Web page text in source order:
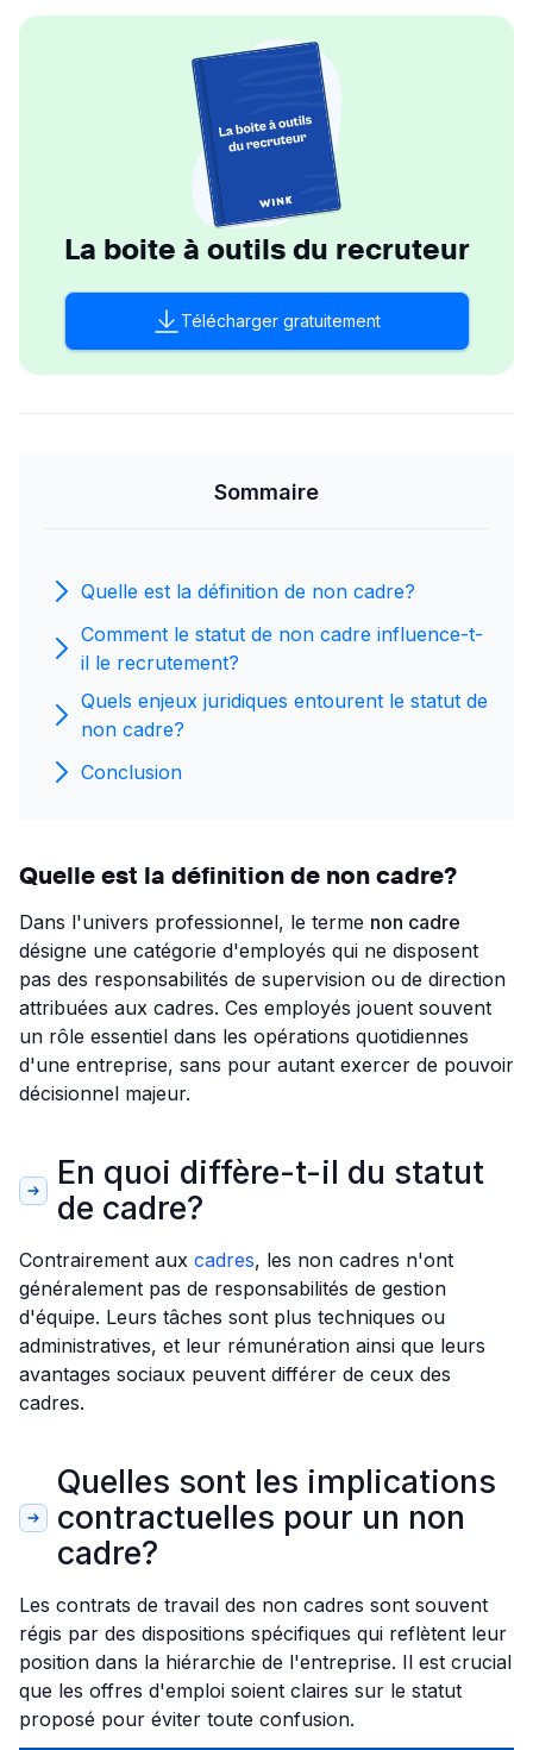
La boite à outils du recruteur
Télécharger gratuitement
Sommaire
Quelle est la définition de non cadre?
Comment le statut de non cadre influence-t-
il le recrutement?
Quels enjeux juridiques entourent le statut de
non cadre?
Conclusion
Quelle est la définition de non cadre?
Dans l'univers professionnel, le terme non cadre
désigne une catégorie d'employés qui ne disposent
pas des responsabilités de supervision ou de direction
attribuées aux cadres. Ces employés jouent souvent
un rôle essentiel dans les opérations quotidiennes
d'une entreprise, sans pour autant exercer de pouvoir
décisionnel majeur.
En quoi diffère-t-il du statut
de cadre?
Contrairement aux cadres, les non cadres n'ont
généralement pas de responsabilités de gestion
d'équipe. Leurs tâches sont plus techniques ou
administratives, et leur rémunération ainsi que leurs
avantages sociaux peuvent différer de ceux des
cadres.
Quelles sont les implications
contractuelles pour un non
cadre?
Les contrats de travail des non cadres sont souvent
régis par des dispositions spécifiques qui reflètent leur
position dans la hiérarchie de l'entreprise. Il est crucial
que les offres d'emploi soient claires sur le statut
proposé pour éviter toute confusion.